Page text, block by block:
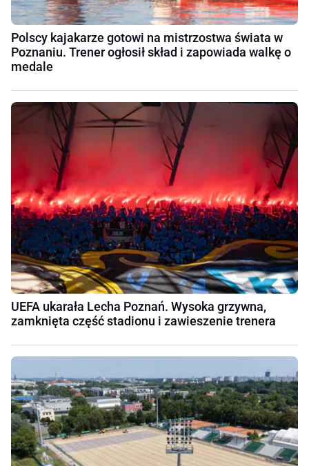
Polscy kajakarze gotowi na mistrzostwa świata w
Poznaniu. Trener ogłosił skład i zapowiada walkę o
medale
UEFA ukarała Lecha Poznań. Wysoka grzywna,
zamknięta część stadionu i zawieszenie trenera